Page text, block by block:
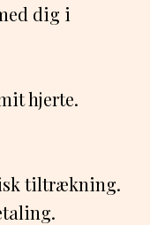
dig i
hjerte.
tiltrækning.